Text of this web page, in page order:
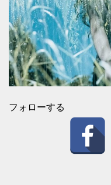
フォローする